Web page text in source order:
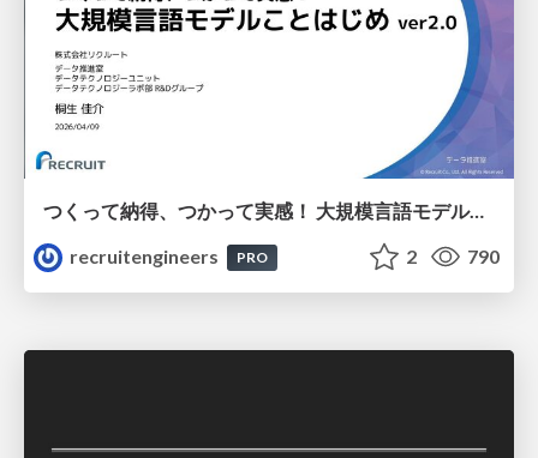
つくって納得、つかって実感！ 大規模言語モデルことはじめ ver2.0
recruitengineers
PRO 2 790